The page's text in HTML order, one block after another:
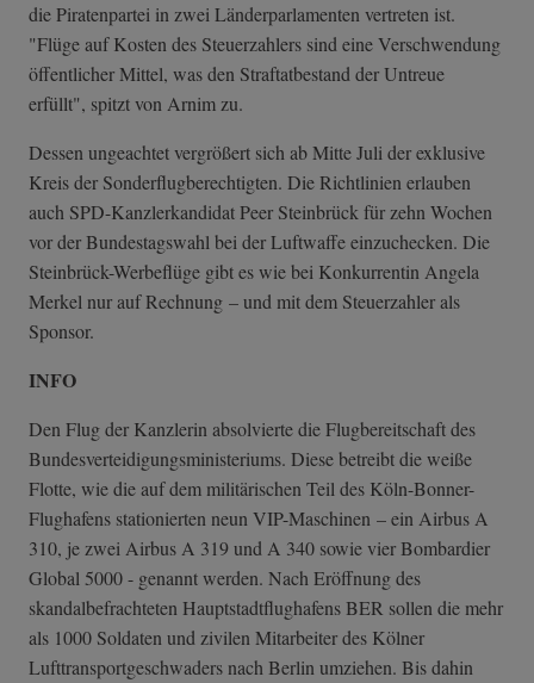
die Piratenpartei in zwei Länderparlamenten vertreten ist.
"Flüge auf Kosten des Steuerzahlers sind eine Verschwendung
öffentlicher Mittel, was den Straftatbestand der Untreue
erfüllt", spitzt von Arnim zu.
Dessen ungeachtet vergrößert sich ab Mitte Juli der exklusive
Kreis der Sonderflugberechtigten. Die Richtlinien erlauben
auch SPD-Kanzlerkandidat Peer Steinbrück für zehn Wochen
vor der Bundestagswahl bei der Luftwaffe einzuchecken. Die
Steinbrück-Werbeflüge gibt es wie bei Konkurrentin Angela
Merkel nur auf Rechnung – und mit dem Steuerzahler als
Sponsor.
INFO
Den Flug der Kanzlerin absolvierte die Flugbereitschaft des
Bundesverteidig­ungsministerium­s. Diese betreibt die weiße
Flotte, wie die auf dem militärischen Teil des Köln-Bonner-
Flughafens stationierten neun VIP-Maschinen – ein Airbus A
310, je zwei Airbus A 319 und A 340 sowie vier Bombardier
Global 5000 - genannt werden. Nach Eröffnung des
skandalbefrachteten Hauptstadtflughafens BER sollen die mehr
als 1000 Soldaten und zivilen Mitarbeiter des Kölner
Lufttransportgeschwaders nach Berlin umziehen. Bis dahin